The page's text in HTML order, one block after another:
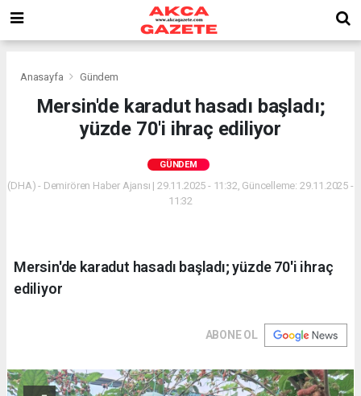
Anasayfa Gündem
Mersin'de karadut hasadı başladı;
yüzde 70'i ihraç ediliyor
GÜNDEM
(DHA) - Demirören Haber Ajansı | 29.11.2025 - 11:32, Güncelleme: 29.11.2025 -
11:32
Mersin'de karadut hasadı başladı; yüzde 70'i ihraç
ediliyor
ABONE OL